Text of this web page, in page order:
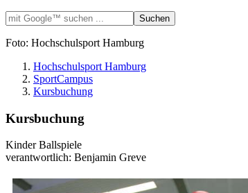
Foto: Hochschulsport Hamburg
Hochschulsport Hamburg
SportCampus
Kursbuchung
Kursbuchung
Kinder Ballspiele
verantwortlich: Benjamin Greve